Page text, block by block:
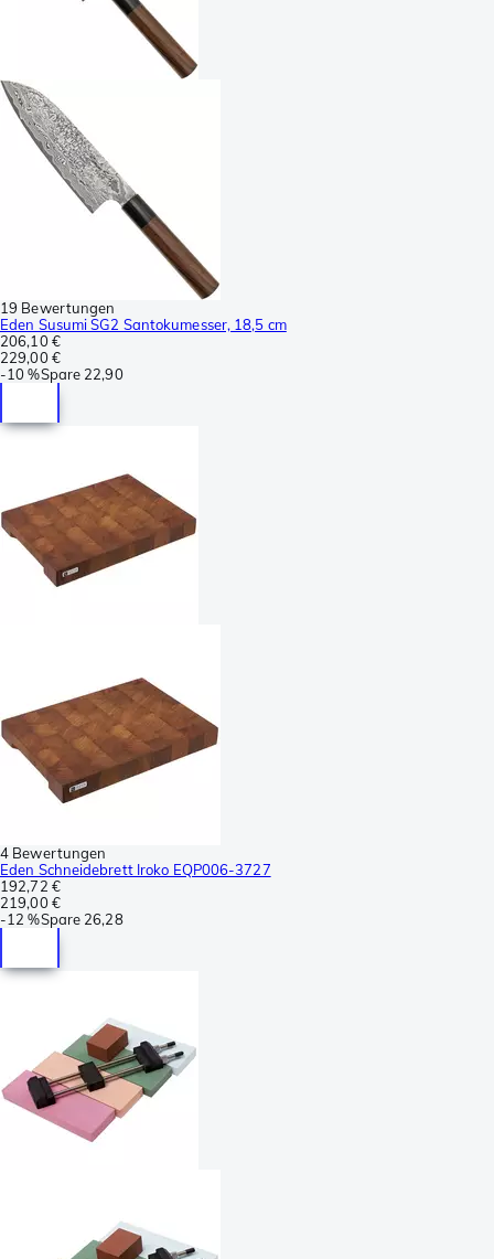
19 Bewertungen
Eden Susumi SG2 Santokumesser, 18,5 cm
206,10 €
229,00 €
-10 %Spare 22,90
4 Bewertungen
Eden Schneidebrett Iroko EQP006-3727
192,72 €
219,00 €
-12 %Spare 26,28